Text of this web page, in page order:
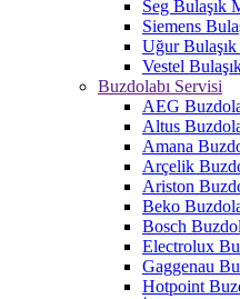
Seg Bulaşık
Siemens
Uğur
Vestel
Buzdolabı Servisi
AEG
Altus
Amana
Arçelik
Ariston
Beko
Bosch
Electrolux
Gaggenau
Hotpoint